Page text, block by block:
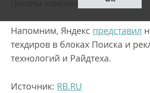
Напомним, Яндекс представил
техдиров в блоках Поиска и
технологий и Райдтеха.
Источник: RB.RU